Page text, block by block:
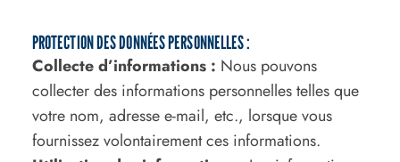
PROTECTION DES DONNÉES PERSONNELLES :
Collecte d’informations : Nous pouvons
collecter des informations personnelles telles que
votre nom, adresse e-mail, etc., lorsque vous
fournissez volontairement ces informations.